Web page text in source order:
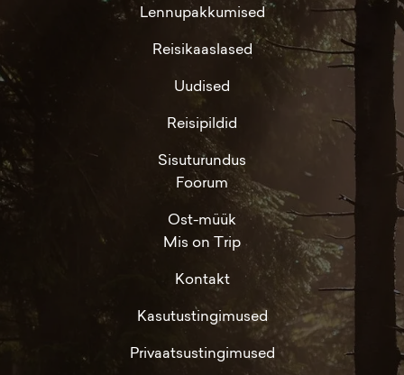
Lennupakkumised
Reisikaaslased
Uudised
Reisipildid
Sisuturundus
Foorum
Ost-müük
Mis on Trip
Kontakt
Kasutustingimused
Privaatsustingimused